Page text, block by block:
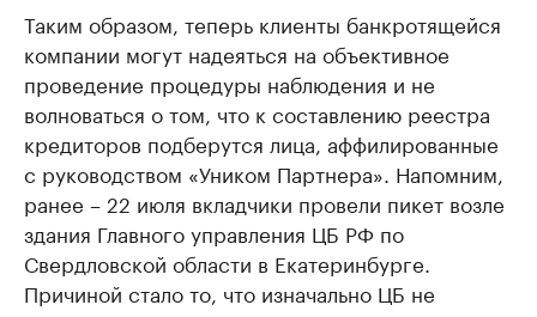
Таким образом, теперь клиенты банкротящейся
компании могут надеяться на объективное
проведение процедуры наблюдения и не
волноваться о том, что к составлению реестра
кредиторов подберутся лица, аффилированные
с руководством «Уником Партнера». Напомним,
ранее – 22 июля вкладчики провели пикет возле
здания Главного управления ЦБ РФ по
Свердловской области в Екатеринбурге.
Причиной стало то, что изначально ЦБ не